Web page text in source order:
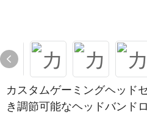
カスタムゲーミングヘッド
き調節可能なヘッドバンド